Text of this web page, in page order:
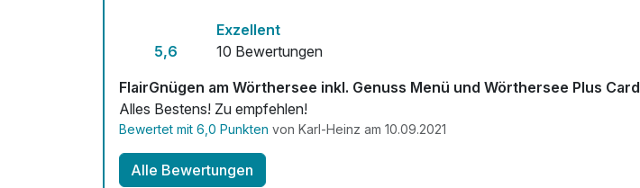
5,6
Exzellent
10 Bewertungen
FlairGnügen am Wörthersee inkl. Genuss Menü und Wörthersee Plus Card
Alles Bestens! Zu empfehlen!
Bewertet mit 6,0 Punkten von Karl-Heinz am 10.09.2021
Alle Bewertungen